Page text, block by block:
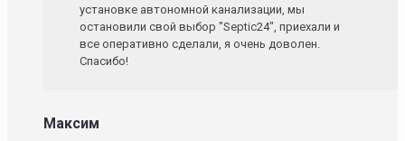
установке автономной канализации, мы
остановили свой выбор "Septic24", приехали и
все оперативно сделали, я очень доволен.
Спасибо!
Максим